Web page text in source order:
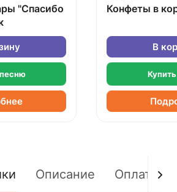
"Спасибо
Конфеты в
В
Описание Оплата